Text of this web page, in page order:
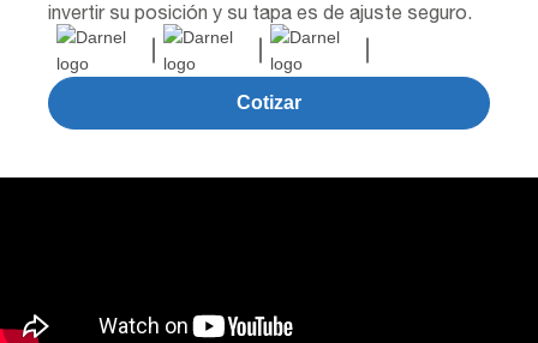
invertir su posición y su tapa es de ajuste seguro.
Cotizar